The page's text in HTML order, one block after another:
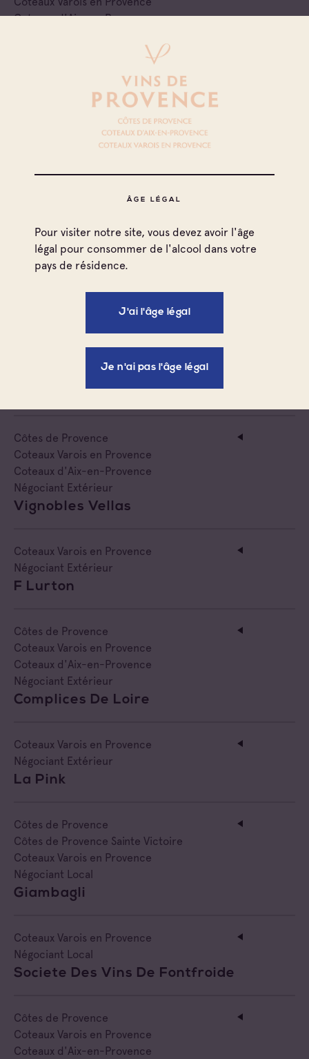
ÂGE LÉGAL
Pour visiter notre site, vous devez avoir l'âge
légal pour consommer de l'alcool dans votre
pays de résidence.
J'ai l'âge légal
Je n'ai pas l'âge légal
Coteaux d'Aix-en-Provence
Castel Freres Blanquefort
Côtes de Provence
Coteaux Varois en Provence
Coteaux d'Aix-en-Provence
Négociant Extérieur
Coteaux Varois en Provence
Coteaux d'Aix-en-Provence
Négociant Extérieur
Négociant Extérieur
Raymond Vfi
Côtes de Provence
Coteaux Varois en Provence
Coteaux d'Aix-en-Provence
Négociant Extérieur
Vignobles Vellas
Coteaux Varois en Provence
Négociant Extérieur
F Lurton
Côtes de Provence
Coteaux Varois en Provence
Coteaux d'Aix-en-Provence
Négociant Extérieur
Complices De Loire
Coteaux Varois en Provence
Négociant Extérieur
La Pink
Côtes de Provence
Côtes de Provence Sainte Victoire
Coteaux Varois en Provence
Négociant Local
Giambagli
Coteaux Varois en Provence
Négociant Local
Societe Des Vins De Fontfroide
Côtes de Provence
Coteaux Varois en Provence
Coteaux d'Aix-en-Provence